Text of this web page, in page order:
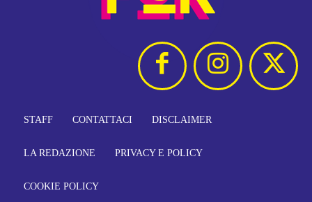
STAFF CONTATTACI DISCLAIMER
LA REDAZIONE PRIVACY E POLICY
COOKIE POLICY